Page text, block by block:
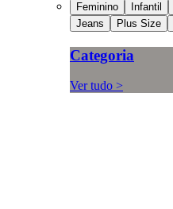
Feminino Infantil
Jeans
Plus Size
Categoria
Ver tudo >